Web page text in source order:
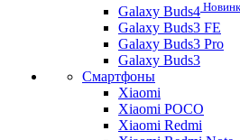
Galaxy Buds4
Galaxy Buds3 FE
Galaxy Buds3 Pro
Galaxy Buds3
Смартфоны
Xiaomi
Xiaomi POCO
Xiaomi Redmi